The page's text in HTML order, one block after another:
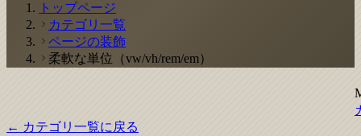
トップページ
カテゴリ一覧
ページの装飾
柔軟な単位（vw/vh/rem/em）
← カテゴリ一覧に戻る